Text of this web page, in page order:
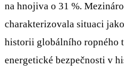
na hnojiva o 31 %.
charakterizovala situaci
historii globálního ropného
energetické bezpečnosti v